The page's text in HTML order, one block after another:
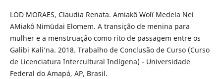
LOD MORAES, Claudia Renata. Amiakô Wolï Medela Neí
AMiakô Nimüdai Elomem. A transição de menina para
mulher e a menstruação como rito de passagem entre os
Galibi Kali’na. 2018. Trabalho de Conclusão de Curso (Curso
de Licenciatura Intercultural Indígena) - Universidade
Federal do Amapá, AP, Brasil.